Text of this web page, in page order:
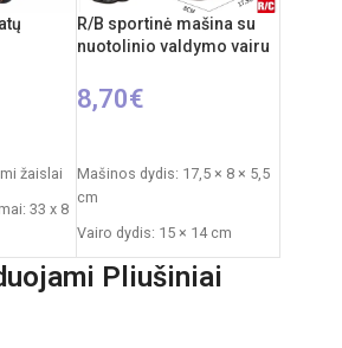
žaislai
33 x 8
x
plastikas
R/B sportinė mašina su
nuotolinio valdymo vairu
8,70€
Mašinos dydis: 17,5 × 8 × 5,5
cm
Vairo dydis: 15 × 14 cm
Pakuotės dydis: 33 × 5,5 ×
23,5 cmPliušiniai